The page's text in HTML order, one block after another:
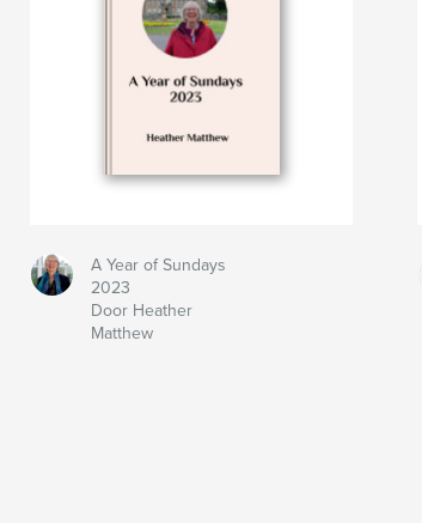
A Year of Sundays
2023
Door Heather
Matthew